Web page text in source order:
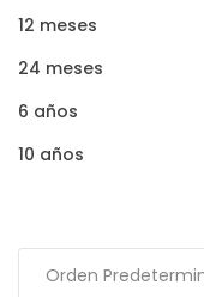
12 meses
24 meses
6 años
10 años